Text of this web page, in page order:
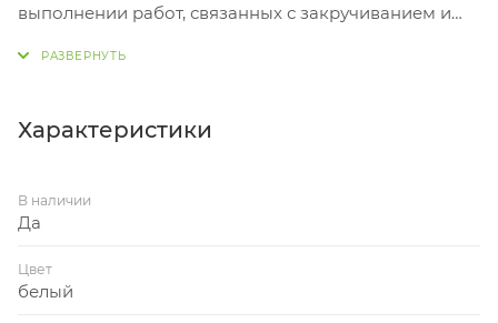
выполнении работ, связанных с закручиванием и
• 8 бит из высококачественной стали в комплекте
• Реверс
• Компактный размер
• Подсветка рабочей зоны Тампопечать (1 цвет
Характеристики
В наличии
Да
Цвет
белый